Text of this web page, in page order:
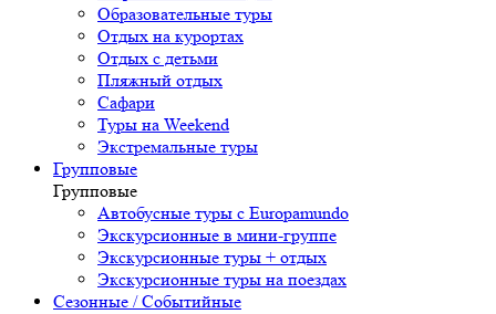
Образовательные туры
Отдых на курортах
Отдых с детьми
Пляжный отдых
Сафари
Туры на Weekend
Экстремальные туры
Групповые
Групповые
Автобусные туры с Europamundo
Экскурсионные в мини-группе
Экскурсионные туры + отдых
Экскурсионные туры на поездах
Сезонные / Событийные